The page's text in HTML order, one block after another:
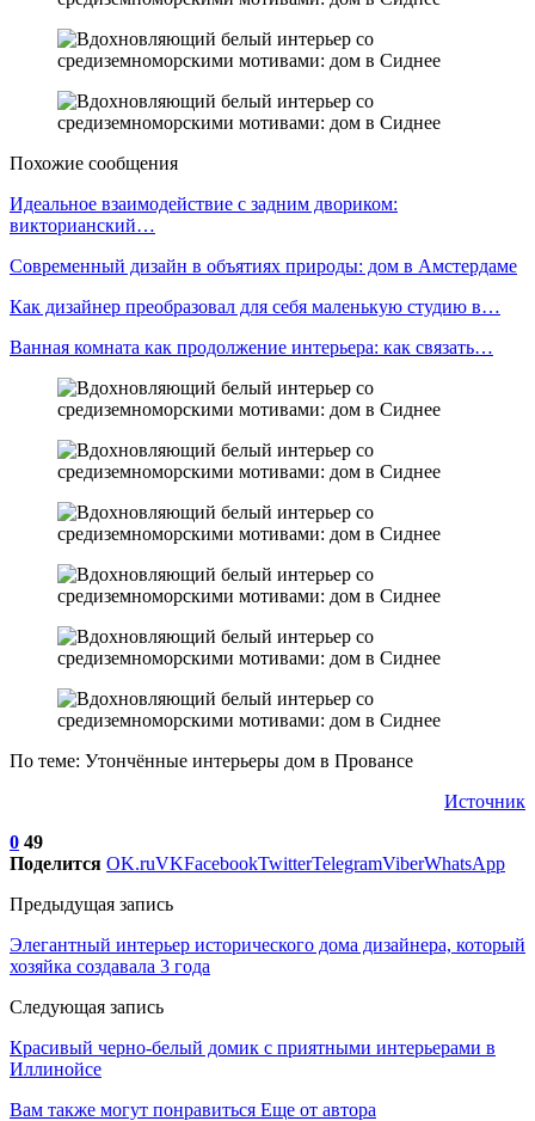
Похожие сообщения
Идеальное взаимодействие с задним двориком:
викторианский…
Современный дизайн в объятиях природы: дом в Амстердаме
Как дизайнер преобразовал для себя маленькую студию в…
Ванная комната как продолжение интерьера: как связать…
По теме: Утончённые интерьеры дом в Провансе
Источник
0 49
Поделится OK.ruVKFacebookTwitterTelegramViberWhatsApp
Предыдущая запись
Элегантный интерьер исторического дома дизайнера, который
хозяйка создавала 3 года
Следующая запись
Красивый черно-белый домик с приятными интерьерами в
Иллинойсе
Вам также могут понравиться Еще от автора